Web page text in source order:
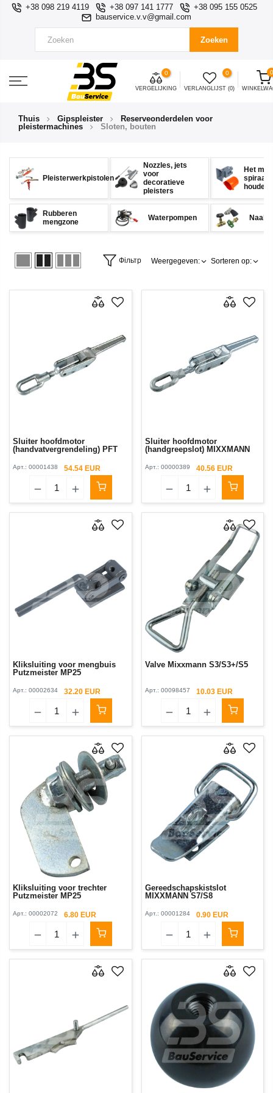
+38 098 219 4119 +38 097 141 1777
+38 095 155 0525
bauservice.v.v@gmail.com
Zoeken
0
VERGELIJKING
0
VERLANGLIJST (0)
0
Thuis Gipspleister
Reserveonderdelen voor
pleistermachines
Sloten, bouten
Pleisterwerkpistolen
Nozzles, jets
voor
decoratieve
pleisters
Het
houders
Rubberen
mengzone
Waterpompen
Фільтр Weergegeven: Sorteren op:
Sluiter hoofdmotor
(handvatvergrendeling) PFT
Арт.: 00001438 54.54 EUR
Sluiter hoofdmotor
(handgreepslot) MIXXMANN
Арт.: 00000389 40.56 EUR
Kliksluiting voor mengbuis
Putzmeister MP25
Арт.: 00002634 32.20 EUR
Valve Mixxmann S3/S3+/S5
Арт.: 00098457 10.03 EUR
Kliksluiting voor trechter
Putzmeister MP25
Арт.: 00002072 6.80 EUR
Gereedschapskistslot
MIXXMANN S7/S8
Арт.: 00001284 0.90 EUR